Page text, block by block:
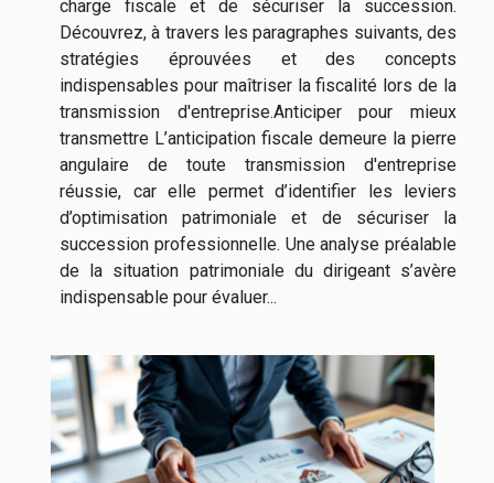
charge fiscale et de sécuriser la succession.
Découvrez, à travers les paragraphes suivants, des
stratégies éprouvées et des concepts
indispensables pour maîtriser la fiscalité lors de la
transmission d'entreprise.Anticiper pour mieux
transmettre L’anticipation fiscale demeure la pierre
angulaire de toute transmission d'entreprise
réussie, car elle permet d’identifier les leviers
d’optimisation patrimoniale et de sécuriser la
succession professionnelle. Une analyse préalable
de la situation patrimoniale du dirigeant s’avère
indispensable pour évaluer...